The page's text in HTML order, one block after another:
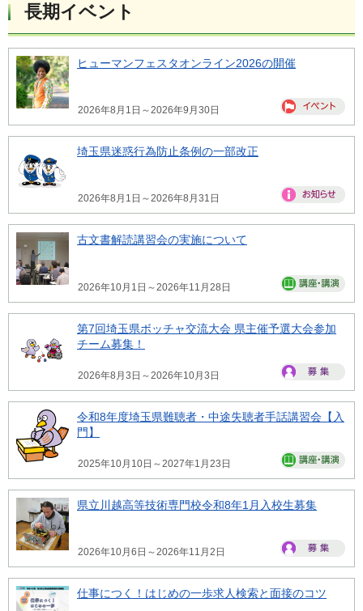
長期イベント
ヒューマンフェスタオンライン2026の開催
2026年8月1日～2026年9月30日
埼玉県迷惑行為防止条例の一部改正
2026年8月1日～2026年8月31日
古文書解読講習会の実施について
2026年10月1日～2026年11月28日
第7回埼玉県ボッチャ交流大会 県主催予選大会参加
チーム募集！
2026年8月3日～2026年10月3日
令和8年度埼玉県難聴者・中途失聴者手話講習会【入
門】
2025年10月10日～2027年1月23日
県立川越高等技術専門校令和8年1月入校生募集
2026年10月6日～2026年11月2日
仕事につく！はじめの一歩求人検索と面接のコツ